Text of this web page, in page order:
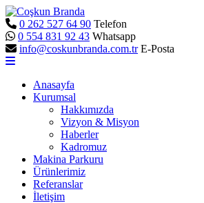
0 262 527 64 90 Telefon
0 554 831 92 43 Whatsapp
info@coskunbranda.com.tr E-Posta
Anasayfa
Kurumsal
Hakkımızda
Vizyon & Misyon
Haberler
Kadromuz
Makina Parkuru
Ürünlerimiz
Referanslar
İletişim